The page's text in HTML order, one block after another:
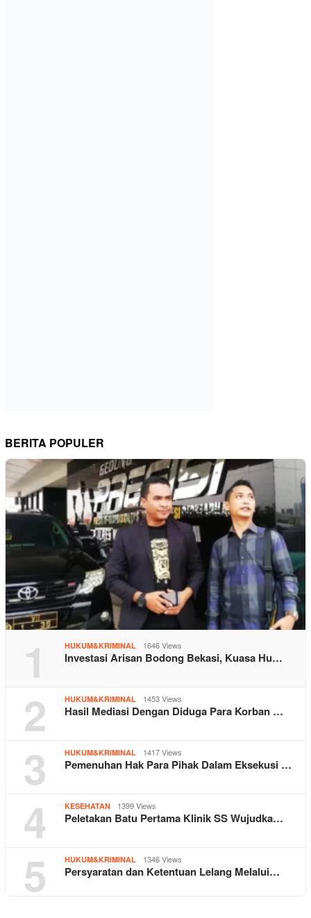
BERITA POPULER
1 HUKUM&KRIMINAL 1646 Views
Investasi Arisan Bodong Bekasi, Kuasa Hu…
2 HUKUM&KRIMINAL 1453 Views
Hasil Mediasi Dengan Diduga Para Korban …
3 HUKUM&KRIMINAL 1417 Views
Pemenuhan Hak Para Pihak Dalam Eksekusi …
4 KESEHATAN 1399 Views
Peletakan Batu Pertama Klinik SS Wujudka…
5 HUKUM&KRIMINAL 1346 Views
Persyaratan dan Ketentuan Lelang Melalui…